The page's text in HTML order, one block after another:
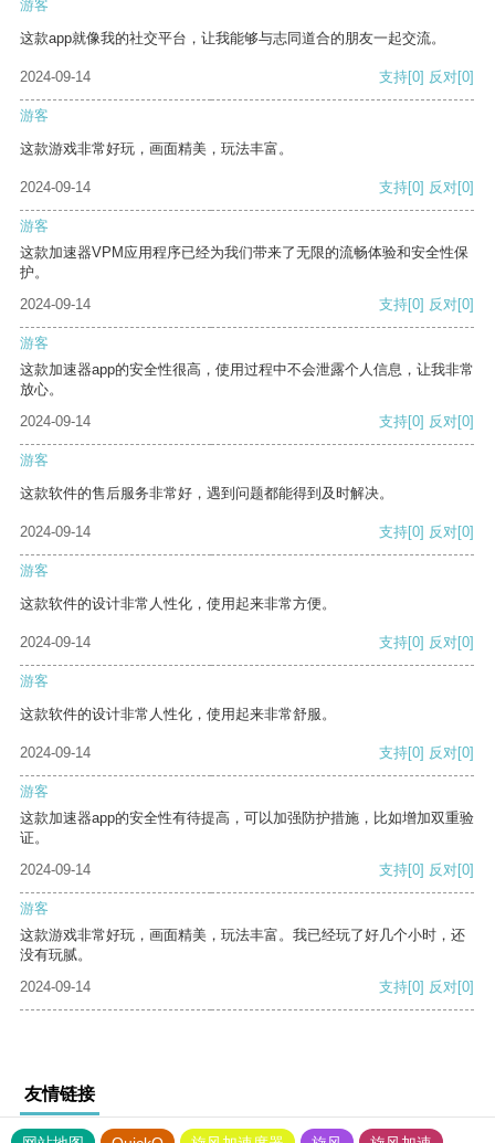
游客
这款app就像我的社交平台，让我能够与志同道合的朋友一起交流。
2024-09-14 支持[0] 反对[0]
游客
这款游戏非常好玩，画面精美，玩法丰富。
2024-09-14 支持[0] 反对[0]
游客
这款加速器VPM应用程序已经为我们带来了无限的流畅体验和安全性保
护。
2024-09-14
支持[0] 反对[0]
游客
这款加速器app的安全性很高，使用过程中不会泄露个人信息，让我非常
放心。
2024-09-14
支持[0] 反对[0]
游客
这款软件的售后服务非常好，遇到问题都能得到及时解决。
2024-09-14 支持[0] 反对[0]
游客
这款软件的设计非常人性化，使用起来非常方便。
2024-09-14 支持[0] 反对[0]
游客
这款软件的设计非常人性化，使用起来非常舒服。
2024-09-14 支持[0] 反对[0]
游客
这款加速器app的安全性有待提高，可以加强防护措施，比如增加双重验
证。
2024-09-14
支持[0] 反对[0]
游客
这款游戏非常好玩，画面精美，玩法丰富。我已经玩了好几个小时，还
没有玩腻。
2024-09-14
支持[0] 反对[0]
友情链接